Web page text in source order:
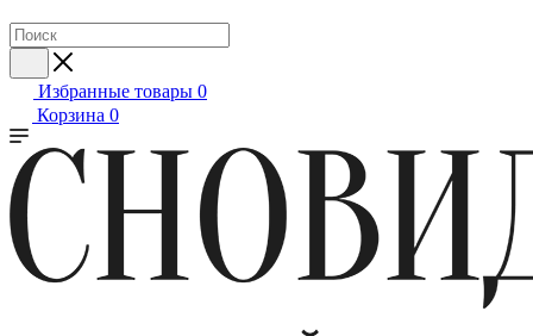
Избранные товары 0
Корзина 0